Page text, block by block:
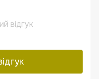
відгук